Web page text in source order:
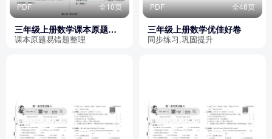
PDF 全10页
三年级上册数学课本原题易
错题整理（苏教版）
课本原题易错题整理
PDF 全48页
三年级上册数学优佳好卷
同步练习,巩固提升